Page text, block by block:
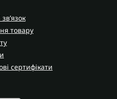
товару
сертифікати